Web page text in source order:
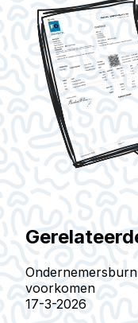
voorkomen
17-3-2026